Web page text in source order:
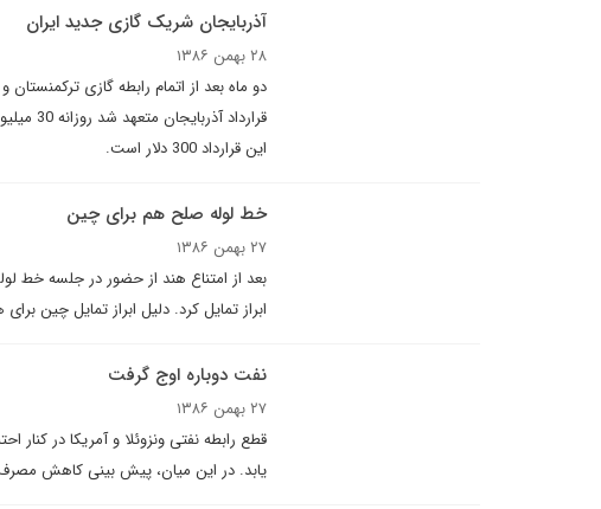
آذربایجان شریک گازی جدید ایران
۲۸ بهمن ۱۳۸۶
دو ماه بعد از اتمام رابطه گازی ترکمنستان
این قرارداد 300 دلار است.
خط لوله صلح هم براى چين
۲۷ بهمن ۱۳۸۶
بعد از امتناع هند از حضور در جلسه خط
ابراز تمایل کرد. دلیل ابراز تمایل چین
نفت دوباره اوج گرفت
۲۷ بهمن ۱۳۸۶
قطع رابطه نفتی ونزوئلا و آمریکا در کنار
یابد. در این میان، پیش بینی کاهش